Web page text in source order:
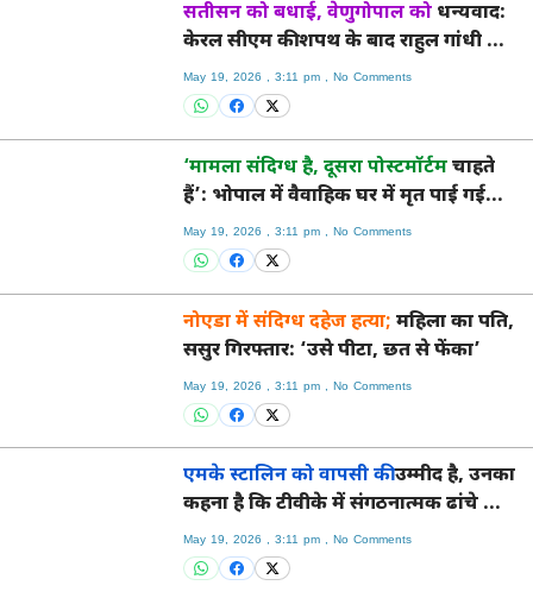
सतीसन को बधाई, वेणुगोपाल को धन्यवाद:
केरल सीएम की शपथ के बाद राहुल गांधी का
अच्छा संतुलन
May 19, 2026 3:11 pm No Comments
‘मामला संदिग्ध है, दूसरा पोस्टमॉर्टमचाहते
हैं’: भोपाल में वैवाहिक घर में मृत पाई गई
महिला के परिजन
May 19, 2026 3:11 pm No Comments
नोएडा में संदिग्ध दहेज हत्या; महिला का पति,
ससुर गिरफ्तार: ‘उसे पीटा, छत से फेंका’
May 19, 2026 3:11 pm No Comments
एमके स्टालिन को वापसी कीउम्मीद है, उनका
कहना है कि टीवीके में संगठनात्मक ढांचे का
अभाव है
May 19, 2026 3:11 pm No Comments